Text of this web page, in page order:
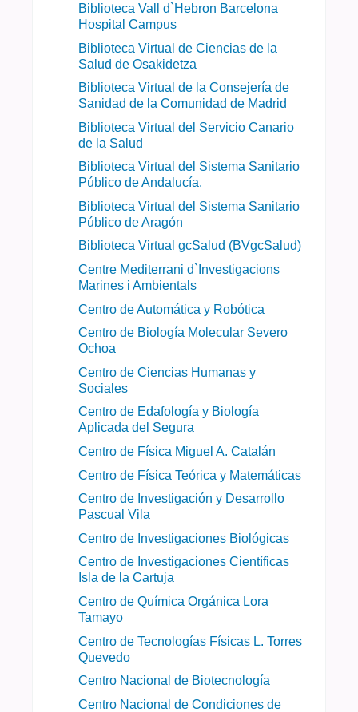
Biblioteca Vall d`Hebron Barcelona
Hospital Campus
Biblioteca Virtual de Ciencias de la
Salud de Osakidetza
Biblioteca Virtual de la Consejería de
Sanidad de la Comunidad de Madrid
Biblioteca Virtual del Servicio Canario
de la Salud
Biblioteca Virtual del Sistema Sanitario
Público de Andalucía.
Biblioteca Virtual del Sistema Sanitario
Público de Aragón
Biblioteca Virtual gcSalud (BVgcSalud)
Centre Mediterrani d`Investigacions
Marines i Ambientals
Centro de Automática y Robótica
Centro de Biología Molecular Severo
Ochoa
Centro de Ciencias Humanas y
Sociales
Centro de Edafología y Biología
Aplicada del Segura
Centro de Física Miguel A. Catalán
Centro de Física Teórica y Matemáticas
Centro de Investigación y Desarrollo
Pascual Vila
Centro de Investigaciones Biológicas
Centro de Investigaciones Científicas
Isla de la Cartuja
Centro de Química Orgánica Lora
Tamayo
Centro de Tecnologías Físicas L. Torres
Quevedo
Centro Nacional de Biotecnología
Centro Nacional de Condiciones de